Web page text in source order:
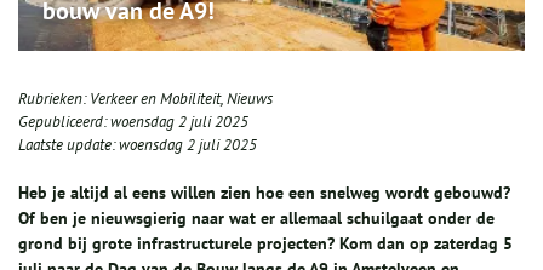
bouw van de A9!
Rubrieken:Verkeer en Mobiliteit,Nieuws
Gepubliceerd:woensdag 2 juli 2025
Laatste update:woensdag 2 juli 2025
Heb je altijd al eens willen zien hoe een snelweg wordt gebouwd?
Of ben je nieuwsgierig naar wat er allemaal schuilgaat onder de
grond bij grote infrastructurele projecten? Kom dan op zaterdag 5